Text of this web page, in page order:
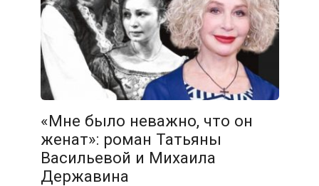
«Мне было неважно, что он
женат»: роман Татьяны
Васильевой и Михаила
Державина